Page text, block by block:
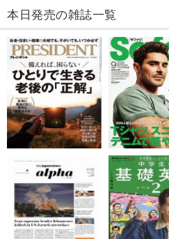
本日発売の雑誌一覧